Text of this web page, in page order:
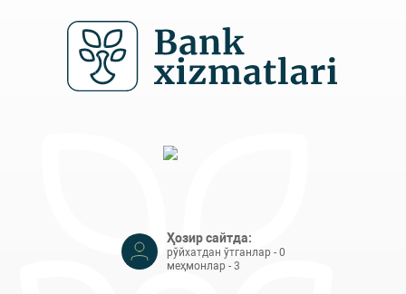
Ҳозир сайтда:
рўйхатдан ўтганлар - 0
меҳмонлар - 3